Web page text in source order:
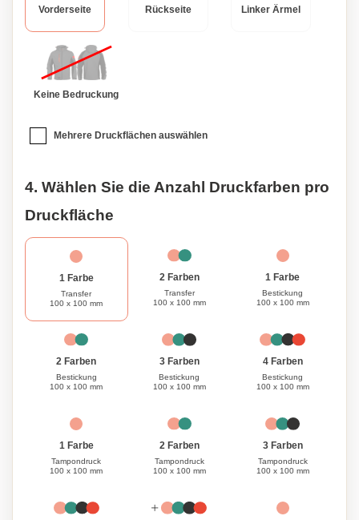
Vorderseite Rückseite Linker Ärmel
Keine Bedruckung
Mehrere Druckflächen auswählen
4. Wählen Sie die Anzahl Druckfarben pro
Druckfläche
1 Farbe
Transfer
100 x 100 mm
2 Farben
Transfer
100 x 100 mm
1 Farbe
Bestickung
100 x 100 mm
2 Farben
Bestickung
100 x 100 mm
3 Farben
Bestickung
100 x 100 mm
4 Farben
Bestickung
100 x 100 mm
1 Farbe
Tampondruck
100 x 100 mm
2 Farben
Tampondruck
100 x 100 mm
3 Farben
Tampondruck
100 x 100 mm